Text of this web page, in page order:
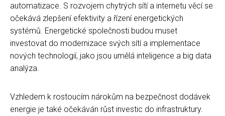
automatizace. S rozvojem chytrých sítí a internetu věcí se
očekává zlepšení efektivity a řízení energetických
systémů. Energetické společnosti budou muset
investovat do modernizace svých sítí a implementace
nových technologií, jako jsou umělá inteligence a big data
analýza.
Vzhledem k rostoucím nárokům na bezpečnost dodávek
energie je také očekáván růst investic do infrastruktury.